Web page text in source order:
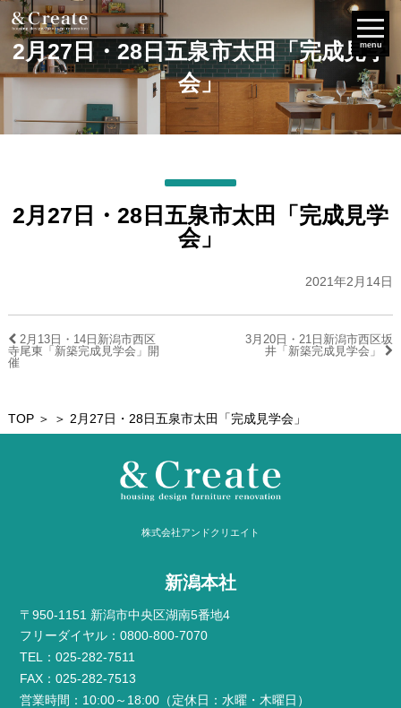
menu
2月27日・28日五泉市太田「完成見学
会」
2月27日・28日五泉市太田「完成見学
会」
2021年2月14日
2月13日・14日新潟市西区
寺尾東「新築完成見学会」開
催
3月20日・21日新潟市西区坂
井「新築完成見学会」
TOP＞ ＞ 2月27日・28日五泉市太田「完成見学会」
株式会社アンドクリエイト
新潟本社
〒950-1151 新潟市中央区湖南5番地4
フリーダイヤル：0800-800-7070
TEL：025-282-7511
FAX：025-282-7513
営業時間：10:00～18:00（定休日：水曜・木曜日）